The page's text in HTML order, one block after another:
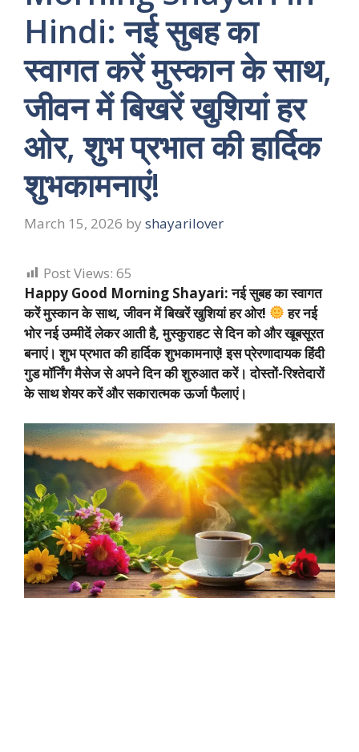
Hindi: नई सुबह का
स्वागत करें मुस्कान के साथ,
जीवन में बिखरें खुशियां हर
ओर, शुभ प्रभात की हार्दिक
शुभकामनाएं!
March 15, 2026 by shayarilover
Post Views: 65
Happy Good Morning Shayari: नई सुबह का स्वागत
करें मुस्कान के साथ, जीवन में बिखरें खुशियां हर ओर!
हर नई
भोर नई उम्मीदें लेकर आती है, मुस्कुराहट से दिन को और खूबसूरत
बनाएं। शुभ प्रभात की हार्दिक शुभकामनाएं! इस प्रेरणादायक हिंदी
गुड मॉर्निंग मैसेज से अपने दिन की शुरुआत करें। दोस्तों-रिश्तेदारों
के साथ शेयर करें और सकारात्मक ऊर्जा फैलाएं।